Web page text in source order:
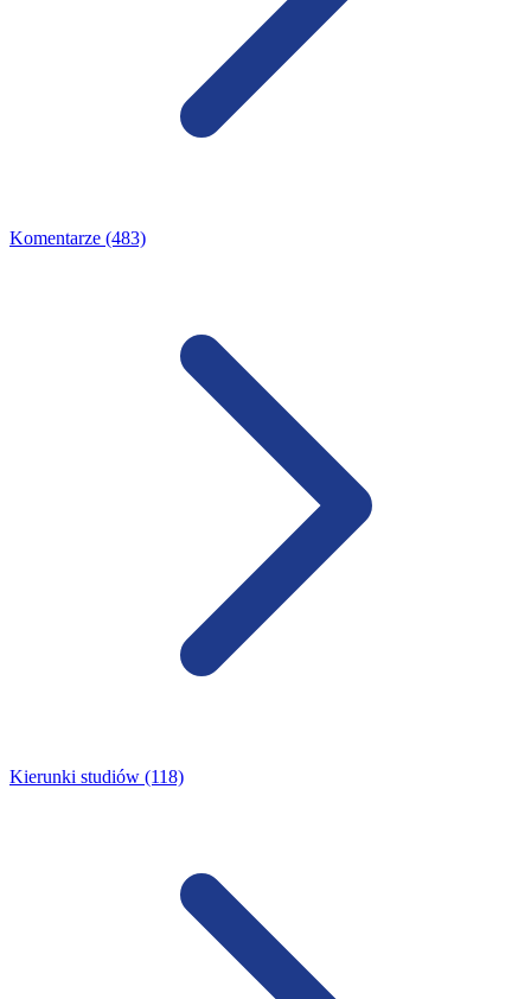
Komentarze (483)
Kierunki studiów (118)